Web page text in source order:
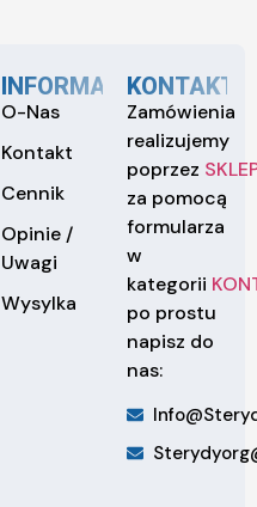
INFORMACJE
O-Nas
Kontakt
Cennik
Opinie /
Uwagi
Wysylka
KONTAKT
Zamówienia
realizujemy
poprzez
za pomocą
formularza
w
kategorii
po prostu
napisz do
nas: